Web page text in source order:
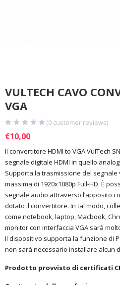
VULTECH CAVO
VGA
(0 customer reviews)
€10,00
Il convertitore HDMI to VGA VulTech
segnale digitale HDMI in quello
Supporta la trasmissione del
massima di 1920x1080p Full-HD. È
segnale audio attraverso l’apposito
dotato il convertitore. In tal modo,
come notebook, laptop, Macbook,
monitor con interfaccia VGA sarà
Il dispositivo supporta la funzione di
non sarà necessario installare alcun
Prodotto provvisto di certificati CE